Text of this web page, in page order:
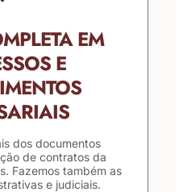
EM
E
dos documentos
de contratos da
Fazemos também as
e judiciais.